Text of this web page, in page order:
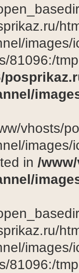
81096:/
vhosts/
in /
81096:/